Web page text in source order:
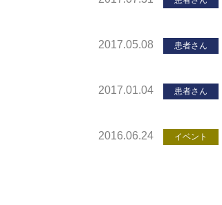
2017.05.08 患者さん
2017.01.04 患者さん
2016.06.24 イベント